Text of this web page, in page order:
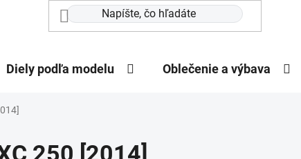
Diely podľa modelu Oblečenie a výbava
250 [2014]